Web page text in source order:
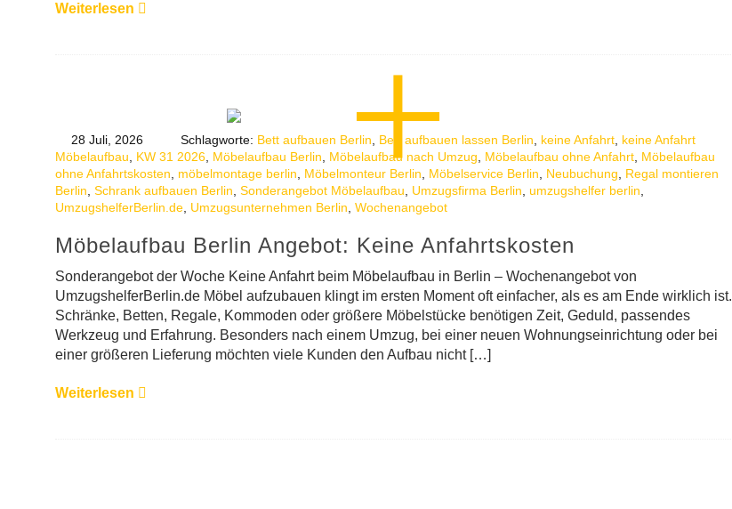
Weiterlesen
28 Juli, 2026 Schlagworte: Bett aufbauen Berlin Bett aufbauen lassen Berlin keine Anfahrt keine Anfahrt
Möbelaufbau
KW 31 2026 Möbelaufbau Berlin Möbelaufbau nach Umzug Möbelaufbau ohne Anfahrt Möbelaufbau
ohne Anfahrtskosten
möbelmontage berlin Möbelmonteur Berlin Möbelservice Berlin Neubuchung
Regal montieren
Berlin Schrank aufbauen Berlin Sonderangebot Möbelaufbau Umzugsfirma Berlin umzugshelfer berlin
UmzugshelferBerlin.de Umzugsunternehmen Berlin Wochenangebot
Möbelaufbau Berlin Angebot: Keine Anfahrtskosten
Sonderangebot der Woche Keine Anfahrt beim Möbelaufbau in Berlin – Wochenangebot von
UmzugshelferBerlin.de Möbel aufzubauen klingt im ersten Moment oft einfacher, als es am Ende wirklich ist.
Schränke, Betten, Regale, Kommoden oder größere Möbelstücke benötigen Zeit, Geduld, passendes
Werkzeug und Erfahrung. Besonders nach einem Umzug, bei einer neuen Wohnungseinrichtung oder bei
einer größeren Lieferung möchten viele Kunden den Aufbau nicht […]
Weiterlesen